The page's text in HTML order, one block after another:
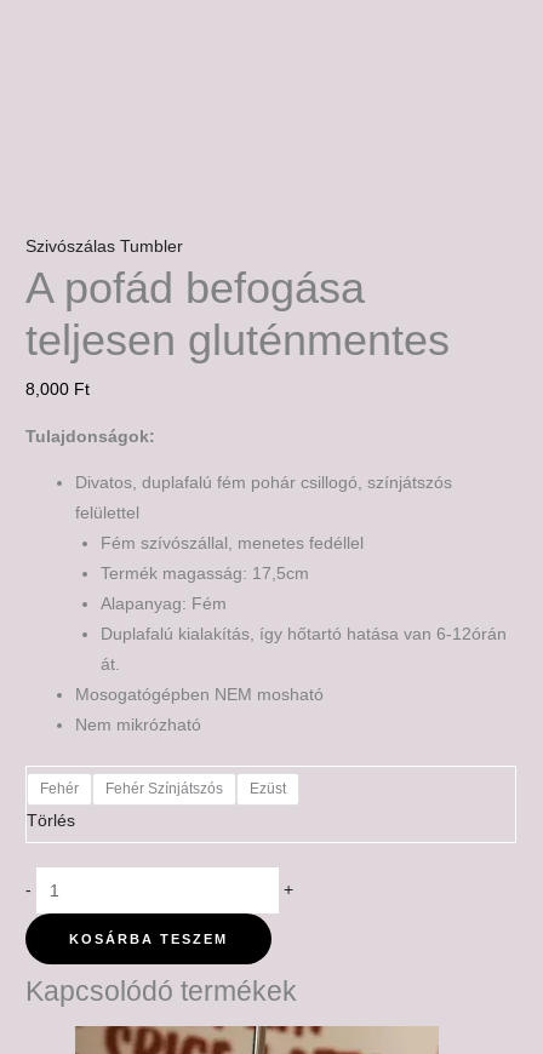
Szivószálas Tumbler
A pofád befogása
teljesen gluténmentes
8,000 Ft
Tulajdonságok:
Divatos, duplafalú fém pohár csillogó, színjátszós
felülettel
Fém szívószállal, menetes fedéllel
Termék magasság: 17,5cm
Alapanyag: Fém
Duplafalú kialakítás, így hőtartó hatása van 6-12órán
át.
Mosogatógépben NEM mosható
Nem mikrózható
Fehér Fehér Színjátszós Ezüst
Törlés
- +
KOSÁRBA TESZEM
Kapcsolódó termékek